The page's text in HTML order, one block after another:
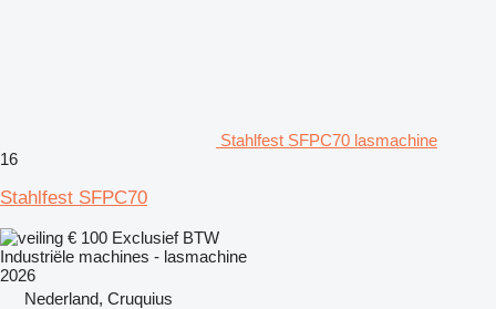
Stahlfest SFPC70 lasmachine
16
Stahlfest SFPC70
€ 100 Exclusief BTW
Industriële machines - lasmachine
2026
Nederland, Cruquius